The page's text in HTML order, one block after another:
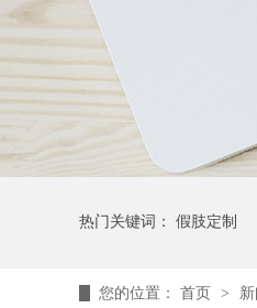
热门关键词： 假肢定制
您的位置： 首页 >